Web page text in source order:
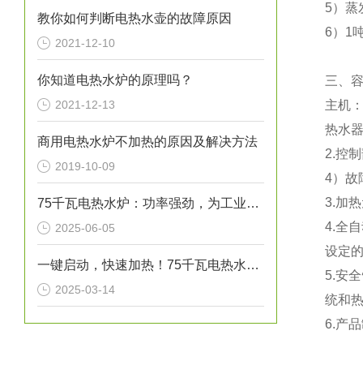
教你如何判断电热水壶的故障原因
2021-12-10
你知道电热水炉的原理吗？
2021-12-13
商用电热水炉不加热的原因及解决方法
2019-10-09
75千瓦电热水炉：功率强劲，为工业生产提供稳定热水源！
2025-06-05
一键启动，快速加热！75千瓦电热水炉打造高效热水解决方案！
2025-03-14
5）蒸
6）1
三、
主机
热水
2.控
4）故
3.加
4.全
设定
5.安
统和
6.产